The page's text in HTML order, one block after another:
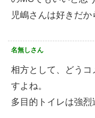
児嶋さんは好きだか
名無しさん
相方として、どうコ
すよね。
多目的トイレは強烈